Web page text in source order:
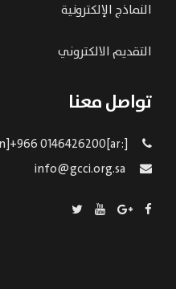
النماذج الإلكترونية
التقديم الالكتروني
تواصل معنا
[:ar]966146426200+[:en]+966 0146426200[:]